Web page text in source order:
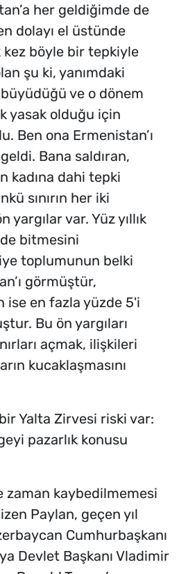
her geldiğimde de
dolayı el üstünde
böyle bir tepkiyle
şu ki, yanımdaki
ve o dönem
yasak olduğu için
Ben ona Ermenistan’ı
Bana saldıran,
kadına dahi tepki
sınırın her iki
yargılar var. Yüz yıllık
bitmesini
toplumunun belki
görmüştür,
ise en fazla yüzde 5'i
Bu ön yargıları
açmak, ilişkileri
kucaklaşmasını
Yalta Zirvesi riski var:
pazarlık konusu
zaman kaybedilmemesi
Paylan, geçen yıl
Cumhurbaşkanı
Devlet Başkanı Vladimir